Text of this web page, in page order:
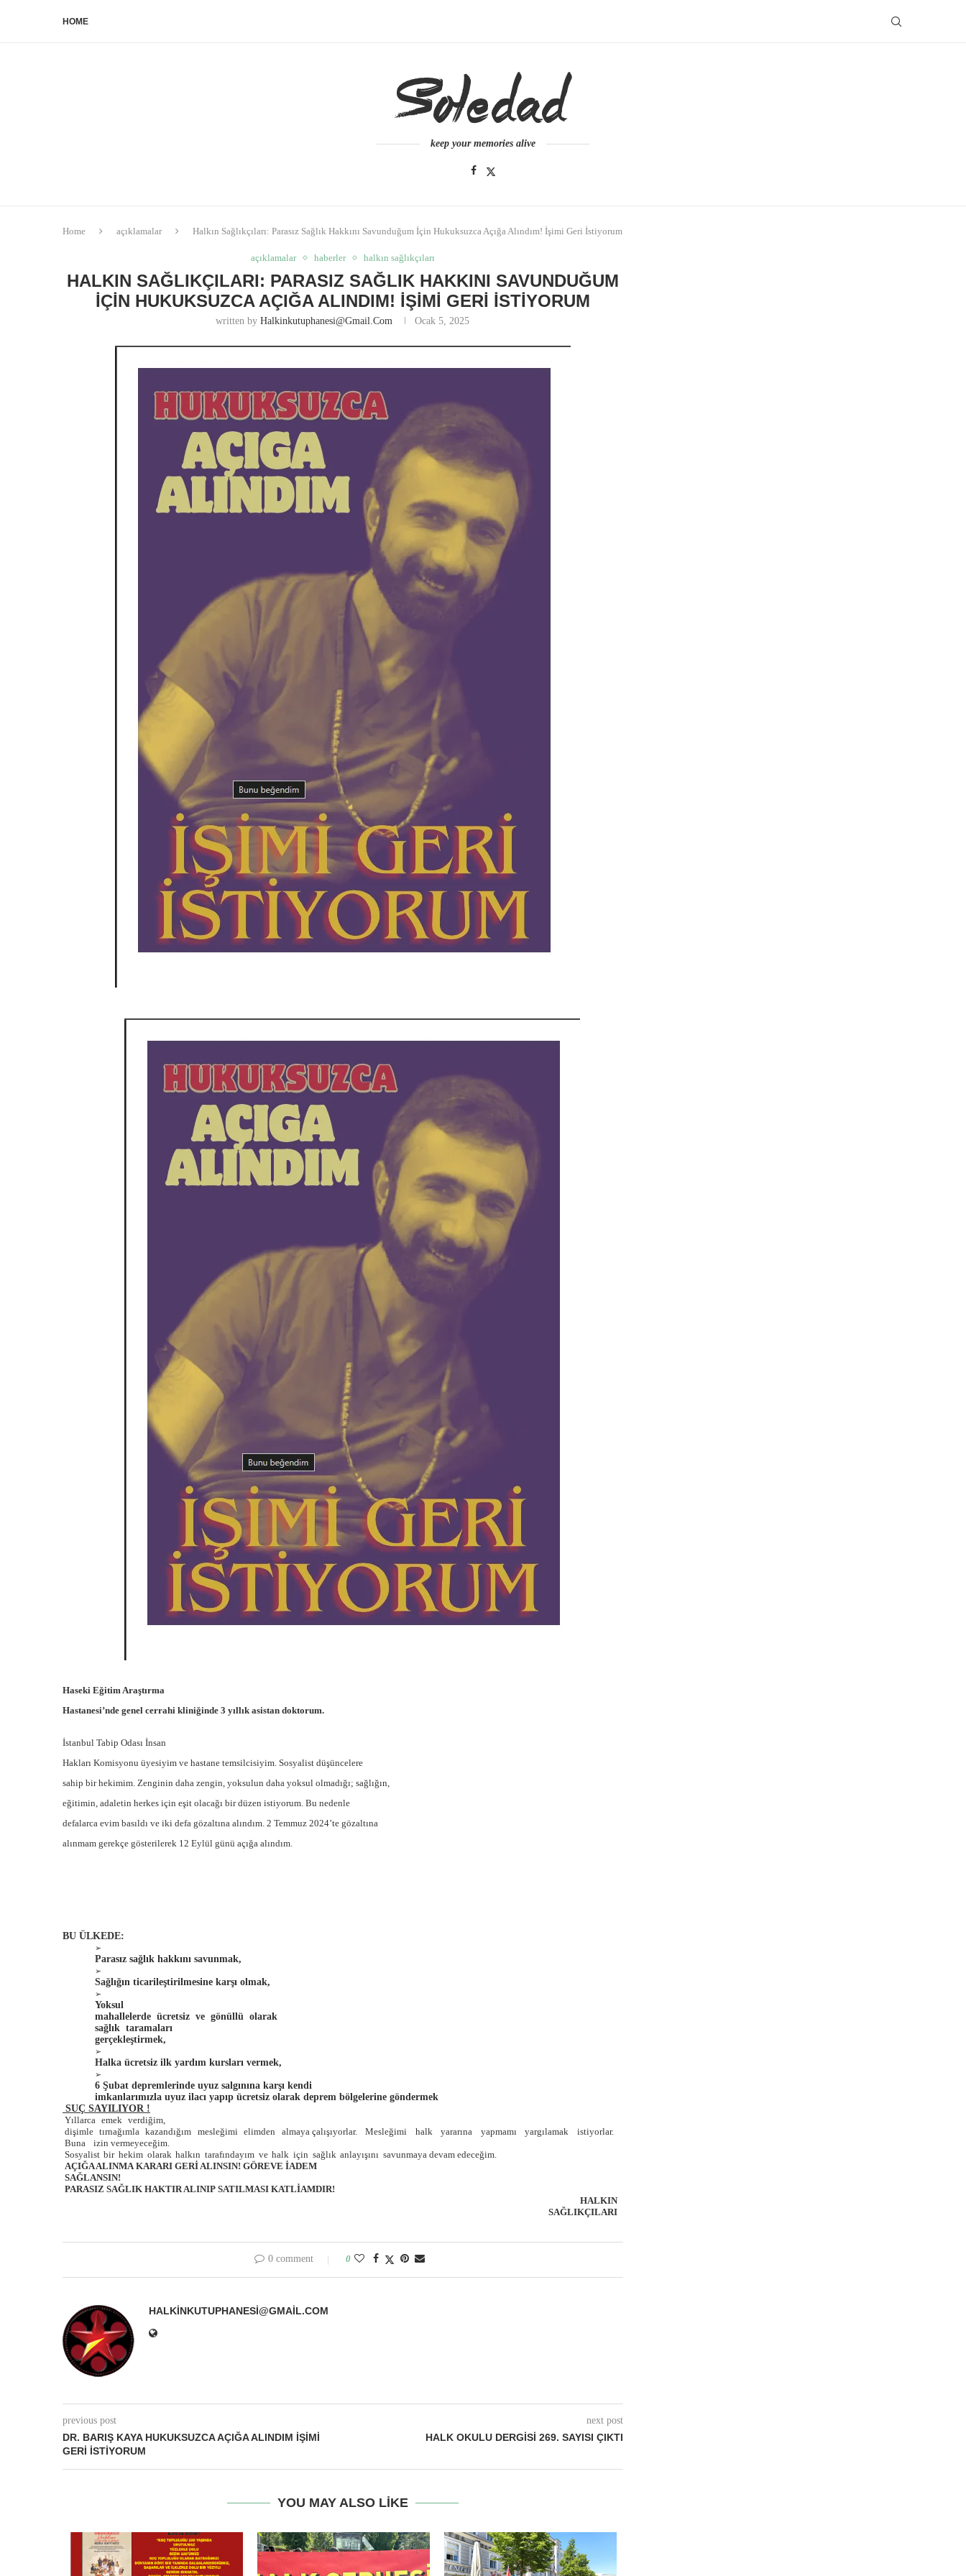
HOME
keep your memories alive
Home açıklamalar Halkın Sağlıkçıları: Parasız Sağlık Hakkını Savunduğum İçin Hukuksuzca Açığa Alındım! İşimi Geri İstiyorum
açıklamalar haberler halkın sağlıkçıları
HALKIN SAĞLIKÇILARI: PARASIZ SAĞLIK HAKKINI SAVUNDUĞUM
İÇIN HUKUKSUZCA AÇIĞA ALINDIM! İŞIMI GERI İSTIYORUM
written byHalkinkutuphanesi@gmail.com Ocak 5, 2025
Haseki Eğitim Araştırma
Hastanesi’nde genel cerrahi kliniğinde 3 yıllık asistan doktorum.
İstanbul Tabip Odası İnsan
Hakları Komisyonu üyesiyim ve hastane temsilcisiyim. Sosyalist düşüncelere
sahip bir hekimim. Zenginin daha zengin, yoksulun daha yoksul olmadığı; sağlığın,
eğitimin, adaletin herkes için eşit olacağı bir düzen istiyorum. Bu nedenle
defalarca evim basıldı ve iki defa gözaltına alındım. 2 Temmuz 2024’te gözaltına
alınmam gerekçe gösterilerek 12 Eylül günü açığa alındım.
BU ÜLKEDE:
➢
Parasız sağlık hakkını savunmak,
➢
Sağlığın ticarileştirilmesine karşı olmak,
➢
Yoksul
mahallelerde ücretsiz ve gönüllü olarak
sağlık taramaları
gerçekleştirmek,
➢
Halka ücretsiz ilk yardım kursları vermek,
➢
6 Şubat depremlerinde uyuz salgınına karşı kendi
imkanlarımızla uyuz ilacı yapıp ücretsiz olarak deprem bölgelerine göndermek
SUÇ SAYILIYOR !
Yıllarca emek verdiğim,
dişimle
tırnağımla kazandığım mesleğimi elimden almaya çalışıyorlar. Mesleğimi halk yararına yapmamı yargılamak
istiyorlar.
Buna
izin vermeyeceğim.
Sosyalist bir hekim olarak halkın tarafındayım ve halk için sağlık anlayışını savunmaya devam edeceğim.
AÇIĞAALINMAKARARI GERİ ALINSIN! GÖREVE İADEM
SAĞLANSIN!
PARASIZ SAĞLIK HAKTIRALINIP SATILMASI KATLİAMDIR!
HALKIN
SAĞLIKÇILARI
0 comment 0
HALKINKUTUPHANESI@GMAIL.COM
previous post
DR. BARIŞ KAYA HUKUKSUZCA AÇIĞA ALINDIM İŞIMI
GERI İSTIYORUM
next post
HALK OKULU DERGISI 269. SAYISI ÇIKTI
YOU MAY ALSO LIKE